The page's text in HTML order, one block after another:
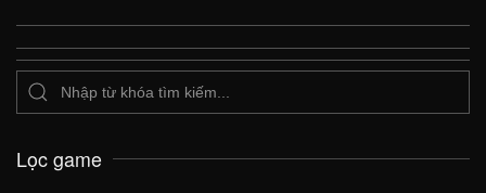
Lọc game